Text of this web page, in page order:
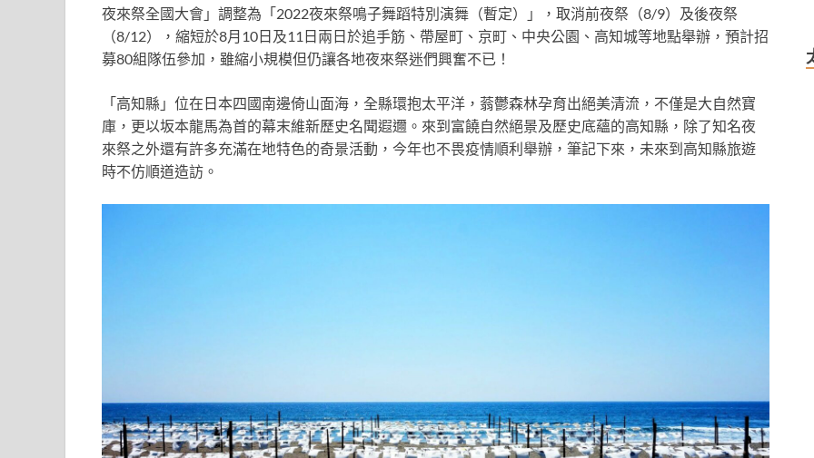
夜來祭全國大會」調整為「2022夜來祭鳴子舞蹈特別演舞（暫定）」，取消前夜祭（8/9）及後夜祭
（8/12），縮短於8月10日及11日兩日於追手筋、帶屋町、京町、中央公園、高知城等地點舉辦，預計招
募80組隊伍參加，雖縮小規模但仍讓各地夜來祭迷們興奮不已！
「高知縣」位在日本四國南邊倚山面海，全縣環抱太平洋，蓊鬱森林孕育出絕美清流，不僅是大自然寶
庫，更以坂本龍馬為首的幕末維新歷史名聞遐邇。來到富饒自然絕景及歷史底蘊的高知縣，除了知名夜
來祭之外還有許多充滿在地特色的奇景活動，今年也不畏疫情順利舉辦，筆記下來，未來到高知縣旅遊
時不仿順道造訪。